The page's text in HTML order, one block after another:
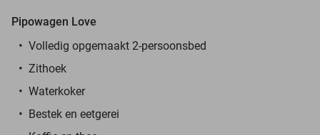
Pipowagen Love
Volledig opgemaakt 2-persoonsbed
Zithoek
Waterkoker
Bestek en eetgerei